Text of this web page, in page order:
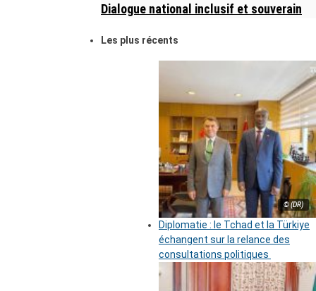
Dialogue national inclusif et souverain
Les plus récents
© (DR)
Diplomatie : le Tchad et la Türkiye
échangent sur la relance des
consultations politiques